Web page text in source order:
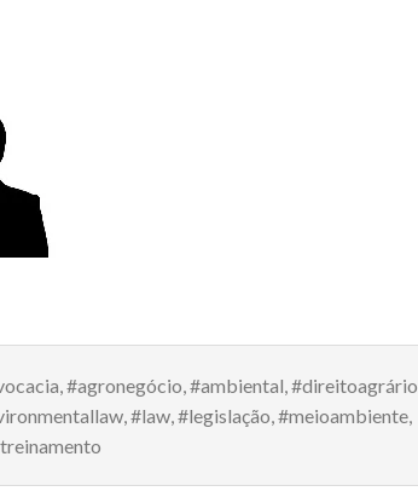
#agronegócio #ambiental #direitoagrário
#law #legislação #meioambiente